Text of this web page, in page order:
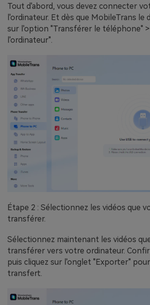
Tout d'abord, vous devez connecter
l'ordinateur. Et dès que MobileTrans le
sur l'option "Transférer le téléphone"
l'ordinateur".
Étape 2 : Sélectionnez les vidéos que
transférer.
Sélectionnez maintenant les vidéos
transférer vers votre ordinateur.
puis cliquez sur l'onglet "Exporter"
transfert.